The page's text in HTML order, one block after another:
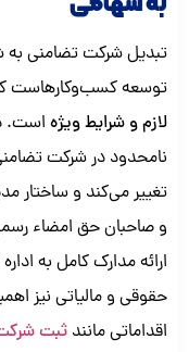
تبدیل شرکت تضامنی به
توسعه کسب‌وکارهاست
لازم و شرایط ویژه است.
نامحدود در شرکت
تغییر می‌کند و ساختار
و صاحبان حق امضاء
ارائه مدارک کامل به
حقوقی و مالیاتی نیز
اقداماتی مانند ثبت